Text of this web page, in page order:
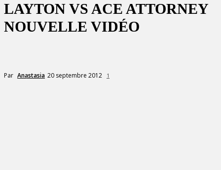
LAYTON VS ACE ATTORNEY
NOUVELLE VIDÉO
Par Anastasia 20 septembre 2012 1